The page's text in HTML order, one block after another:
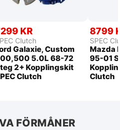
KR
Clutch
Galaxie, Custom
5.0L 68-72
2+ Kopplingskit
Clutch
8799
SPEC
Mazda
95-01
Clutch
FÖRMÅNER